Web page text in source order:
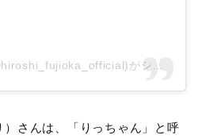
藤岡弘、オフィシャル(@hiroshi_fujioka_official)がシェアした投稿
さんは、「りっちゃん」と呼